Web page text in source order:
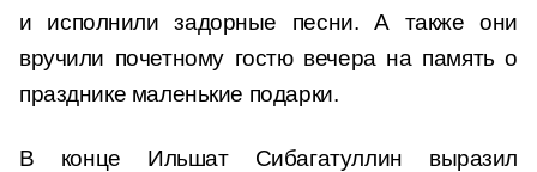
и исполнили задорные песни. А также они
вручили почетному гостю вечера на память о
празднике маленькие подарки.
В конце Ильшат Сибагатуллин выразил